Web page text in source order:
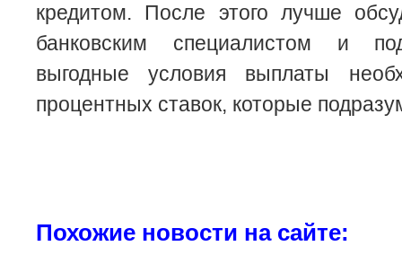
кредитом. После этого лучше
банковским специалистом и
выгодные условия выплаты
процентных ставок, которые
Похожие новости на сайте: